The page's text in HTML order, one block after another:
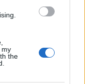
my
the
на САЩ, в